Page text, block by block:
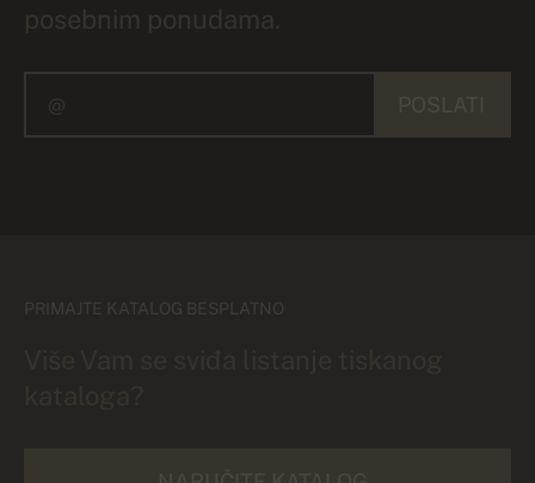
posebnim ponudama.
PRIMAJTE KATALOG BESPLATNO